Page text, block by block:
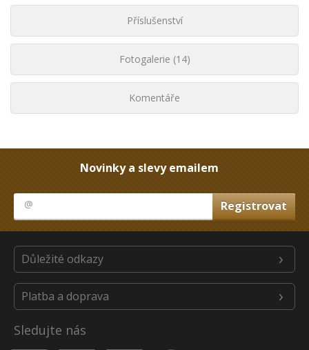
Příslušenství
Fotogalerie (14)
Komentáře
Novinky a slevy emailem
Důležité odkazy
Platba a doprava
Sledujte nás